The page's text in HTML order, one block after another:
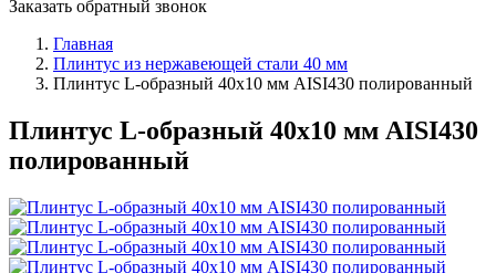
Заказать обратный звонок
Главная
Плинтус из нержавеющей стали 40 мм
Плинтус L-образный 40х10 мм AISI430 полированный
Плинтус L-образный 40х10 мм AISI430
полированный